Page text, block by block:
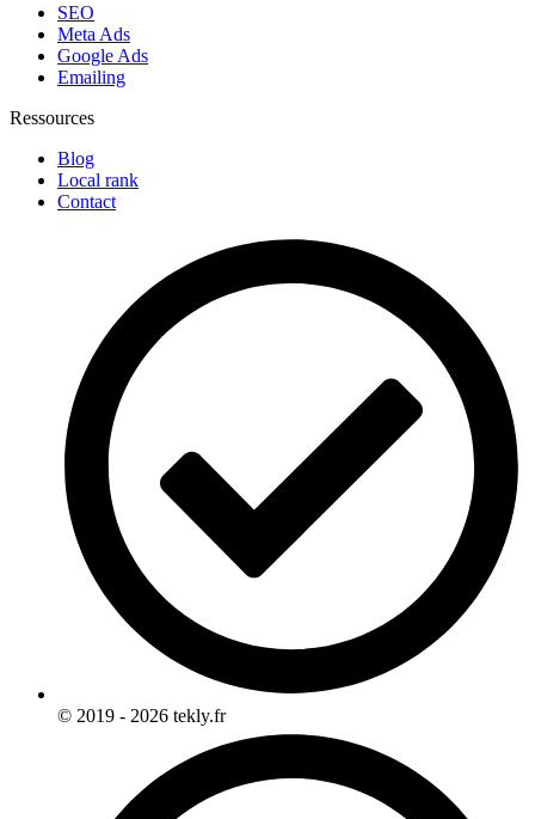
SEO
Meta Ads
Google Ads
Emailing
Ressources
Blog
Local rank
Contact
© 2019 - 2026 tekly.fr